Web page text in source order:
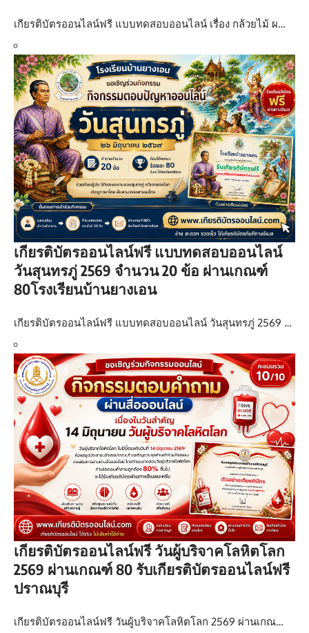
เกียรติบัตรออนไลน์ฟรี แบบทดสอบออนไลน์ เรื่อง กล้วยไม้ ผ…
เกียรติบัตรออนไลน์ฟรี แบบทดสอบออนไลน์
วันสุนทรภู่ 2569 จำนวน 20 ข้อ ผ่านเกณฑ์
80โรงเรียนบ้านยางเอน
เกียรติบัตรออนไลน์ฟรี แบบทดสอบออนไลน์ วันสุนทรภู่ 2569 …
เกียรติบัตรออนไลน์ฟรี วันผู้บริจาคโลหิตโลก
2569 ผ่านเกณฑ์ 80 รับเกียรติบัตรออนไลน์ฟรี
ปราณบุรี
เกียรติบัตรออนไลน์ฟรี วันผู้บริจาคโลหิตโลก 2569 ผ่านเกณ…